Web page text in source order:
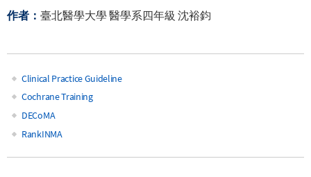
作者： 臺北醫學大學 醫學系四年級 沈裕鈞
Main
navigation
Clinical Practice Guideline
Cochrane Training
DECoMA
RankINMA